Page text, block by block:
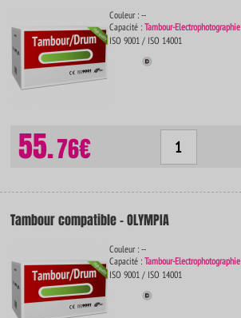
Couleur : --
Capacité :Tambour-Electrophotographie
ISO 9001 / ISO 14001
55.76€
Tambour compatible - OLYMPIA
Couleur : --
Capacité :Tambour-Electrophotographie
ISO 9001 / ISO 14001